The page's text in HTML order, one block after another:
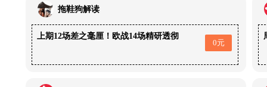
拖鞋狗解读
上期12场差之毫厘！欧战14场精研透彻
0元